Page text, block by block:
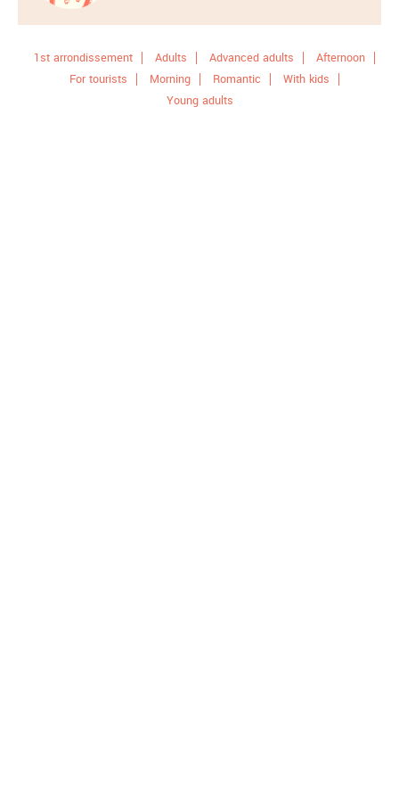
1st arrondissement Adults Advanced adults
Afternoon
For tourists
Morning Romantic
With kids
Young adults